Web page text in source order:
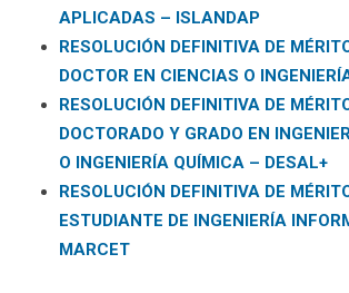
APLICADAS – ISLANDAP
RESOLUCIÓN DEFINITIVA DE
DOCTOR EN CIENCIAS O
RESOLUCIÓN DEFINITIVA DE
DOCTORADO Y GRADO EN
O INGENIERÍA QUÍMICA – DESAL+
RESOLUCIÓN DEFINITIVA DE
ESTUDIANTE DE INGENIERÍA
MARCET